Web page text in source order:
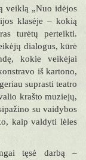
veiklą „Nuo idėjos
klasėje – kokią
turėtų perteikti.
dialogus, kūrė
kokie veikėjai
iš kartono,
suprasti teatro
krašto muziejų,
su vaidybos
kaip valdyti lėles
tęsė darbą –